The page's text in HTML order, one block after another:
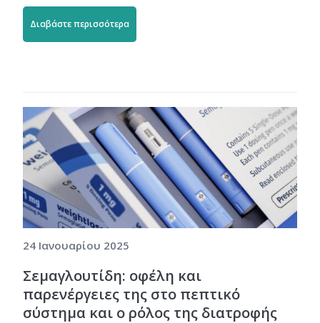
Διαβάστε περισσότερα
24 Ιανουαρίου 2025
Σεμαγλουτίδη: οφέλη και
παρενέργειες της στο πεπτικό
σύστημα και ο ρόλος της διατροφής